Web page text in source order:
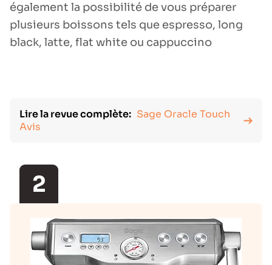
également la possibilité de vous préparer
plusieurs boissons tels que espresso, long
black, latte, flat white ou cappuccino
Lire la revue complète: Sage Oracle Touch
Avis
2